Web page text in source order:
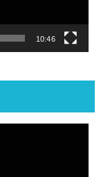
10:46